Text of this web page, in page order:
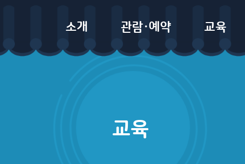
소개 관람·예약 교육